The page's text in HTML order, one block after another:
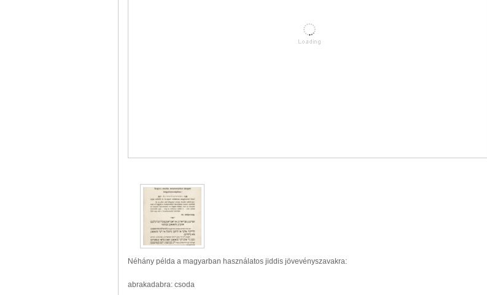
Néhány példa a magyarban használatos jiddis jövevényszavakra:
abrakadabra: csoda